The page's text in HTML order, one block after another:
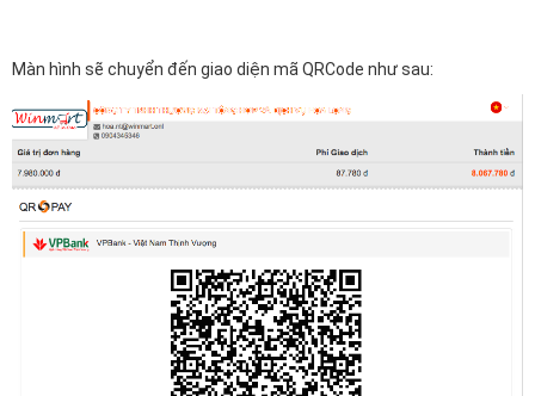
Màn hình sẽ chuyển đến giao diện mã QRCode như sau: